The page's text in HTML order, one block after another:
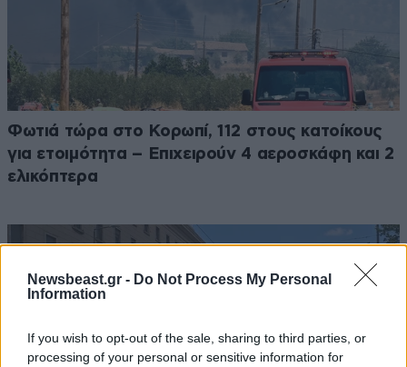
Newsbeast.gr - Do Not Process My Personal
Information
If you wish to opt-out of the sale, sharing to third parties, or
processing of your personal or sensitive information for
Φωτιά τώρα στο Κορωπί, 112 στους κατοίκους
για ετοιμότητα – Επιχειρούν 4 αεροσκάφη και 2
ελικόπτερα